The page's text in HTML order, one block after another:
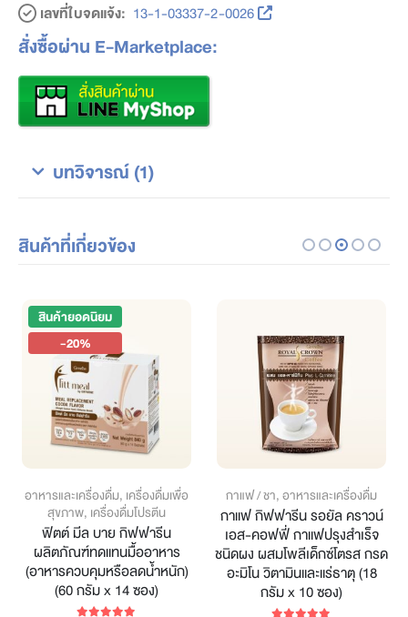
เลขที่ใบจดแจ้ง: 13-1-03337-2-0026
สั่งซื้อผ่าน E-Marketplace:
บทวิจารณ์ (1)
สินค้าที่เกี่ยวข้อง
สินค้ายอดนิยม
-20%
อาหารและเครื่องดื่ม, เครื่องดื่มเพื่อ
สุขภาพ, เครื่องดื่มโปรตีน
ฟิตต์ มีล บาย กิฟฟารีน
ผลิตภัณฑ์ทดแทนมื้ออาหาร
(อาหารควบคุมหรือลดน้ำหนัก)
(60 กรัม x 14 ซอง)
กาแฟ / ชา,อาหารและเครื่องดื่ม
กาแฟ กิฟฟารีน รอยัล คราวน์
เอส-คอฟฟี่ กาแฟปรุงสำเร็จ
ชนิดผง ผสมโพลีเด็กซ์โตรส กรด
อะมิโน วิตามินและแร่ธาตุ (18
กรัม x 10 ซอง)